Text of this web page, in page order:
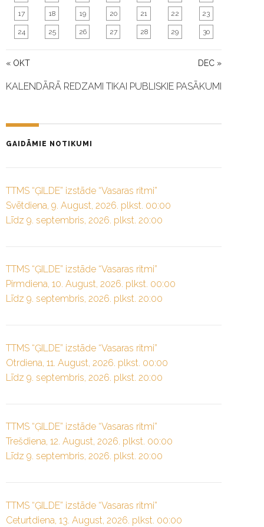
« OKT DEC »
17 18 19 20 21 22 23
24 25 26 27 28 29 30
KALENDĀRĀ REDZAMI TIKAI PUBLISKIE PASĀKUMI
GAIDĀMIE NOTIKUMI
TTMS “ĢILDE” izstāde “Vasaras ritmi”
Svētdiena, 9. August, 2026. plkst. 00:00
Līdz 9. septembris, 2026. plkst. 20:00
TTMS “ĢILDE” izstāde “Vasaras ritmi”
Pirmdiena, 10. August, 2026. plkst. 00:00
Līdz 9. septembris, 2026. plkst. 20:00
TTMS “ĢILDE” izstāde “Vasaras ritmi”
Otrdiena, 11. August, 2026. plkst. 00:00
Līdz 9. septembris, 2026. plkst. 20:00
TTMS “ĢILDE” izstāde “Vasaras ritmi”
Trešdiena, 12. August, 2026. plkst. 00:00
Līdz 9. septembris, 2026. plkst. 20:00
TTMS “ĢILDE” izstāde “Vasaras ritmi”
Ceturtdiena, 13. August, 2026. plkst. 00:00